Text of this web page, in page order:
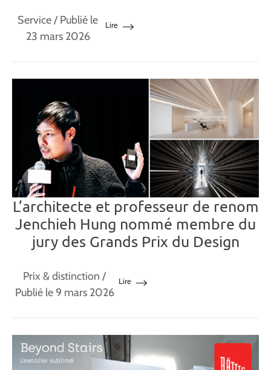
Service/ Publié le
23 mars 2026
Lire
L’architecte et professeur de renom
Jenchieh Hung nommé membre du
jury des Grands Prix du Design
Prix & distinction /
Publié le 9 mars 2026
Lire